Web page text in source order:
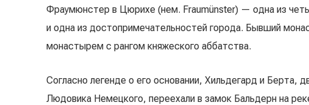
Фраумюнстер в Цюрихе (нем. Fraumünster) — одна из
и одна из достопримечательностей города. Бывший
монастырем с рангом княжеского аббатства.
Согласно легенде о его основании, Хильдегард и Берта,
Людовика Немецкого, переехали в замок Бальдерн на